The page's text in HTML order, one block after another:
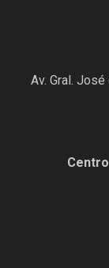
Av. Gral.